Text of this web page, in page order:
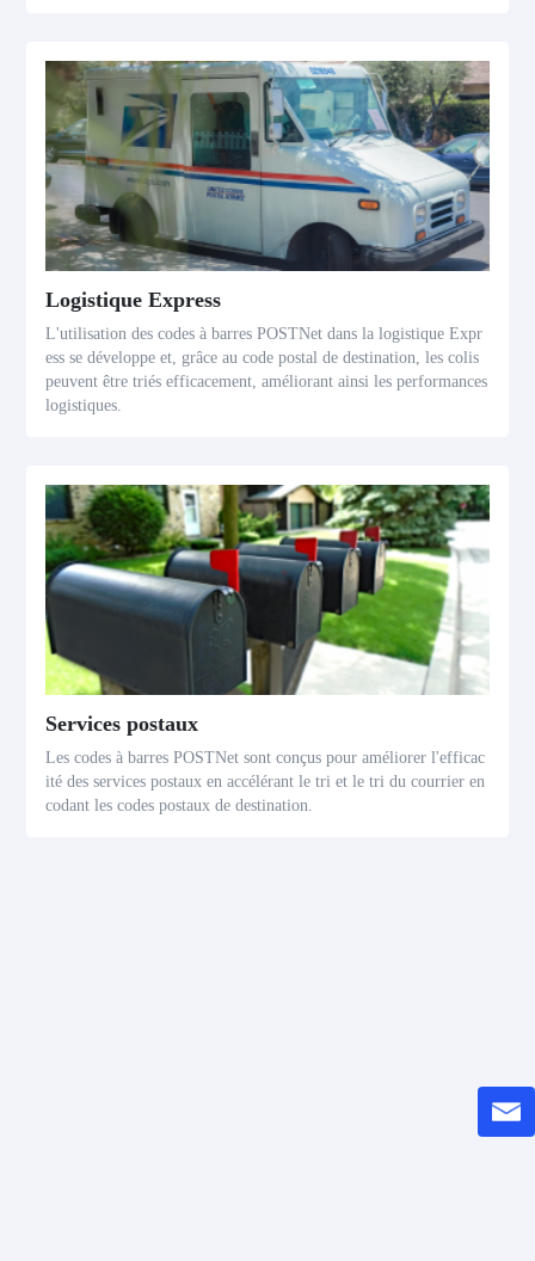
Logistique Express
L'utilisation des codes à barres POSTNet dans la logistique Expr
ess se développe et, grâce au code postal de destination, les colis
peuvent être triés efficacement, améliorant ainsi les performances
logistiques.
Services postaux
Les codes à barres POSTNet sont conçus pour améliorer l'efficac
ité des services postaux en accélérant le tri et le tri du courrier en
codant les codes postaux de destination.